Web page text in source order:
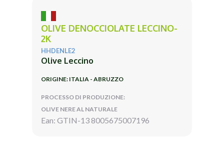
OLIVE DENOCCIOLATE LECCINO-
2K
HHDENLE2
Olive Leccino
ORIGINE: ITALIA - ABRUZZO
PROCESSO DI PRODUZIONE:
OLIVE NERE AL NATURALE
Ean: GTIN-13 8005675007196